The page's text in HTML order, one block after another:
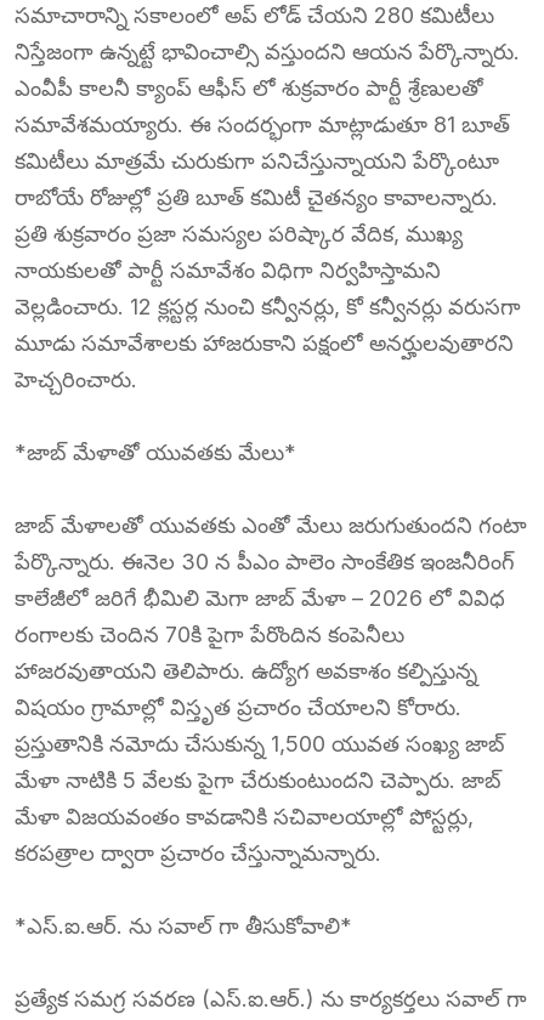
సమాచారాన్ని సకాలంలో అప్ లోడ్ చేయని 280 కమిటీలు
నిస్తేజంగా ఉన్నట్టే భావించాల్సి వస్తుందని ఆయన పేర్కొన్నారు.
ఎంవీపీ కాలనీ క్యాంప్ ఆఫీస్ లో శుక్రవారం పార్టీ శ్రేణులతో
సమావేశమయ్యారు. ఈ సందర్భంగా మాట్లాడుతూ 81 బూత్
కమిటీలు మాత్రమే చురుకుగా పనిచేస్తున్నాయని పేర్కొంటూ
రాబోయే రోజుల్లో ప్రతి బూత్ కమిటీ చైతన్యం కావాలన్నారు.
ప్రతి శుక్రవారం ప్రజా సమస్యల పరిష్కార వేదిక, ముఖ్య
నాయకులతో పార్టీ సమావేశం విధిగా నిర్వహిస్తామని
వెల్లడించారు. 12 క్లస్టర్ల నుంచి కన్వీనర్లు, కో కన్వీనర్లు వరుసగా
మూడు సమావేశాలకు హాజరుకాని పక్షంలో అనర్హులవుతారని
హెచ్చరించారు.
*జాబ్ మేళాతో యువతకు మేలు*
జాబ్ మేళాలతో యువతకు ఎంతో మేలు జరుగుతుందని గంటా
పేర్కొన్నారు. ఈనెల 30 న పీఎం పాలెం సాంకేతిక ఇంజనీరింగ్
కాలేజీలో జరిగే భీమిలి మెగా జాబ్ మేళా – 2026 లో వివిధ
రంగాలకు చెందిన 70కి పైగా పేరొందిన కంపెనీలు
హాజరవుతాయని తెలిపారు. ఉద్యోగ అవకాశం కల్పిస్తున్న
విషయం గ్రామాల్లో విస్తృత ప్రచారం చేయాలని కోరారు.
ప్రస్తుతానికి నమోదు చేసుకున్న 1,500 యువత సంఖ్య జాబ్
మేళా నాటికి 5 వేలకు పైగా చేరుకుంటుందని చెప్పారు. జాబ్
మేళా విజయవంతం కావడానికి సచివాలయాల్లో పోస్టర్లు,
కరపత్రాల ద్వారా ప్రచారం చేస్తున్నామన్నారు.
*ఎస్.ఐ.ఆర్. ను సవాల్ గా తీసుకోవాలి*
ప్రత్యేక సమగ్ర సవరణ (ఎస్.ఐ.ఆర్.) ను కార్యకర్తలు సవాల్ గా